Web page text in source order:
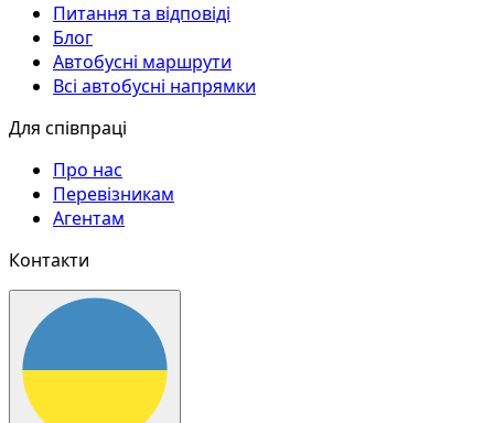
Питання та відповіді
Блог
Автобусні маршрути
Всі автобусні напрямки
Для співпраці
Про нас
Перевізникам
Агентам
Контакти